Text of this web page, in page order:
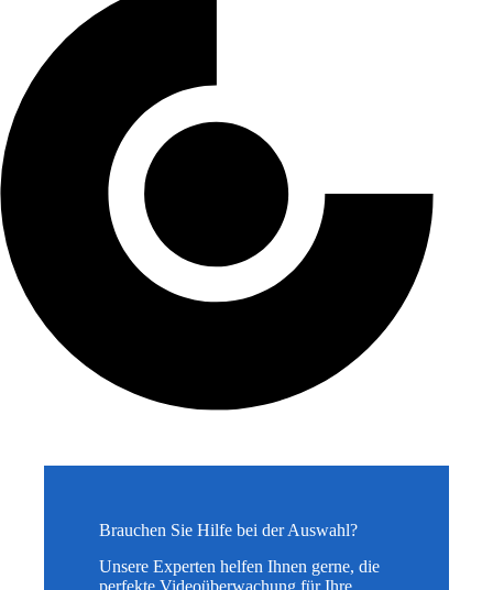
Brauchen Sie Hilfe bei der Auswahl?
Unsere Experten helfen Ihnen gerne, die
perfekte Videoüberwachung für Ihre